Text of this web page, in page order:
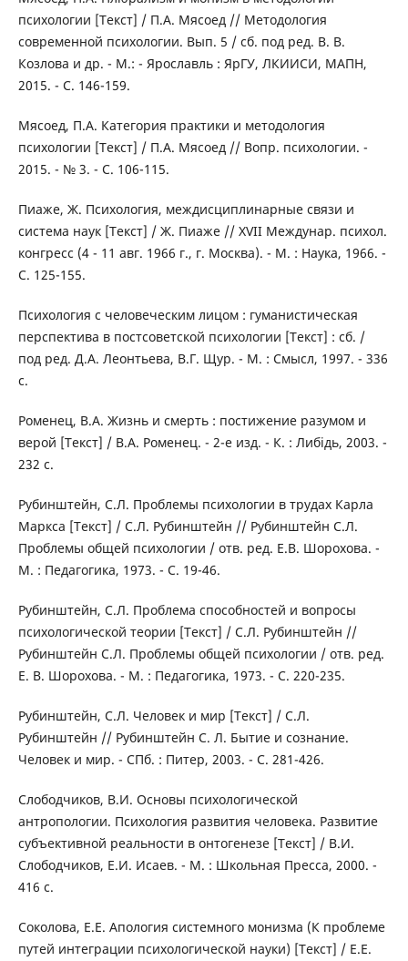
психологии [Текст] / П.А. Мясоед // Методология
современной психологии. Вып. 5 / сб. под ред. В. В.
Козлова и др. - М.: - Ярославль : ЯрГУ, ЛКИИСИ, МАПН,
2015. - С. 146-159.
Мясоед, П.А. Категория практики и методология
психологии [Текст] / П.А. Мясоед // Вопр. психологии. -
2015. - № 3. - С. 106-115.
Пиаже, Ж. Психология, междисциплинарные связи и
система наук [Текст] / Ж. Пиаже // XVII Междунар. психол.
конгресс (4 - 11 авг. 1966 г., г. Москва). - М. : Наука, 1966. -
С. 125-155.
Психология с человеческим лицом : гуманистическая
перспектива в постсоветской психологии [Текст] : сб. /
под ред. Д.А. Леонтьева, В.Г. Щур. - М. : Смысл, 1997. - 336
с.
Роменец, В.А. Жизнь и смерть : постижение разумом и
верой [Текст] / В.А. Роменец. - 2-е изд. - К. : Либідь, 2003. -
232 с.
Рубинштейн, С.Л. Проблемы психологии в трудах Карла
Маркса [Текст] / С.Л. Рубинштейн // Рубинштейн С.Л.
Проблемы общей психологии / отв. ред. Е.В. Шорохова. -
М. : Педагогика, 1973. - С. 19-46.
Рубинштейн, С.Л. Проблема способностей и вопросы
психологической теории [Текст] / С.Л. Рубинштейн //
Рубинштейн С.Л. Проблемы общей психологии / отв. ред.
Е. В. Шорохова. - М. : Педагогика, 1973. - С. 220-235.
Рубинштейн, С.Л. Человек и мир [Текст] / С.Л.
Рубинштейн // Рубинштейн С. Л. Бытие и сознание.
Человек и мир. - СПб. : Питер, 2003. - С. 281-426.
Слободчиков, В.И. Основы психологической
антропологии. Психология развития человека. Развитие
субъективной реальности в онтогенезе [Текст] / В.И.
Слободчиков, Е.И. Исаев. - М. : Школьная Пресса, 2000. -
416 с.
Соколова, Е.Е. Апология системного монизма (К проблеме
путей интеграции психологической науки) [Текст] / Е.Е.